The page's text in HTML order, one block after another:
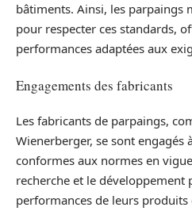
bâtiments. Ainsi, les parpaings
pour respecter ces standards,
performances adaptées aux
Engagements des fabricants
Les fabricants de parpaings,
Wienerberger, se sont
conformes aux normes en
recherche et le développement
performances de leurs